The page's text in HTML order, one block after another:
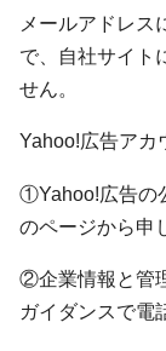
メールアドレス
で、自社サイト
せん。
Yahoo!広告アカ
①Yahoo!広告の
のページから申
②企業情報と管
ガイダンスで電